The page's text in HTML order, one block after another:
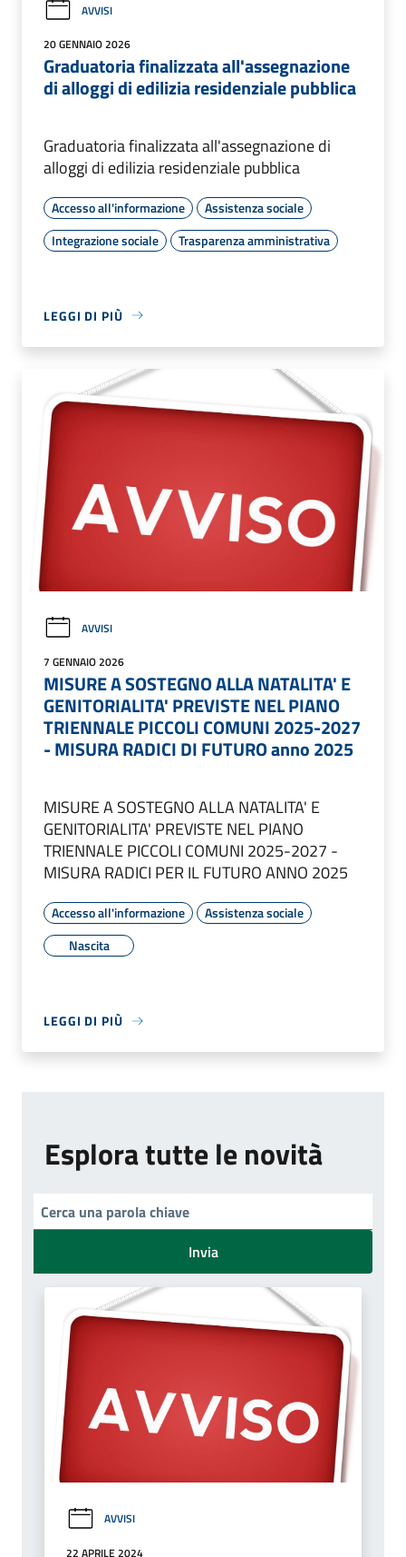
AVVISI
20 GENNAIO 2026
Graduatoria finalizzata all'assegnazione
di alloggi di edilizia residenziale pubblica
Graduatoria finalizzata all'assegnazione di
alloggi di edilizia residenziale pubblica
Accesso all'informazione
Assistenza sociale
Integrazione sociale
Trasparenza amministrativa
LEGGI DI PIÙ
AVVISI
7 GENNAIO 2026
MISURE A SOSTEGNO ALLA NATALITA' E
GENITORIALITA' PREVISTE NEL PIANO
TRIENNALE PICCOLI COMUNI 2025-2027
- MISURA RADICI DI FUTURO anno 2025
MISURE A SOSTEGNO ALLA NATALITA' E
GENITORIALITA' PREVISTE NEL PIANO
TRIENNALE PICCOLI COMUNI 2025-2027 -
MISURA RADICI PER IL FUTURO ANNO 2025
Accesso all'informazione
Assistenza sociale
Nascita
LEGGI DI PIÙ
Esplora tutte le novità
Invia
AVVISI
22 APRILE 2024